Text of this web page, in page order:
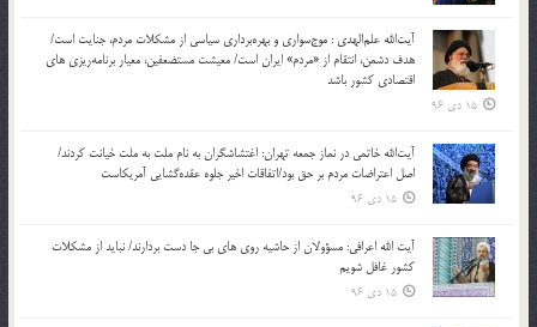
آیت‌الله علم‌الهدی : موج‌سواری و بهره‌برداری سیاسی از مشکلات مردم، جنایت است/
هدف دشمن، انتقام از «مردم» ایران است/ معیشت مستضعفین، معیار برنامه‌ریزی های
اقتصادی کشور باشد
15 دی 96
آیت‌الله خاتمی در نماز جمعه تهران: اغتشاشگران به نام ملت به ملت خیانت کردند/
اصل اعتراضات مردم بر حق بود/اتفاقات اخیر جلوه عقده‌گشایی آمریکاست
15 دی 96
آیت الله اعرافی: مسؤولان از حاشیه روی های بی جا دست بردارند/ نباید از مشکلات
کشور غافل شویم
15 دی 96